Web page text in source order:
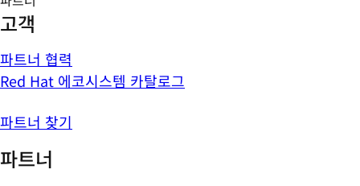
고객
파트너 협력
Red Hat 에코시스템 카탈로그
파트너 찾기
파트너